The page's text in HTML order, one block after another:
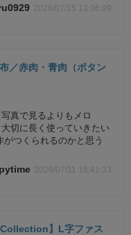
2026/07/15 13:06:09
／赤肉・青肉（ボタン
真で見るよりもメロ
切に長く使っていきたい
つくられるのかと思う
2026/07/11 18:41:33
】L字ファス